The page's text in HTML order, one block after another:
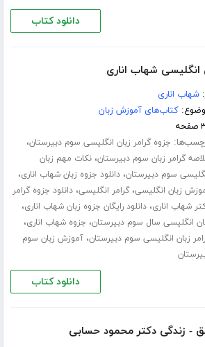
دانلود کتاب
انگلیسی شهاب اناری
شهاب اناری
کتاب‌های آموزش زبان
جزوه گرامر زبان انگلیسی سوم دبیرستان،
گرامر زبان سوم دبیرستان،نکات مهم زبان
سوم دبیرستان،دانلود جزوه زبان شهاب اناری،
زبان انگلیسی،گرامر انگلیسی،دانلود جزوه گرامر
شهاب اناری،دانلود رایگان جزوه زبان شهاب اناری،
انگلیسی سال سوم دبیرستان، جزوه شهاب اناری،
زبان انگلیسی سوم دبیرستان،آموزش زبان سوم
دانلود کتاب
- زندگی دکتر محمود حسابی